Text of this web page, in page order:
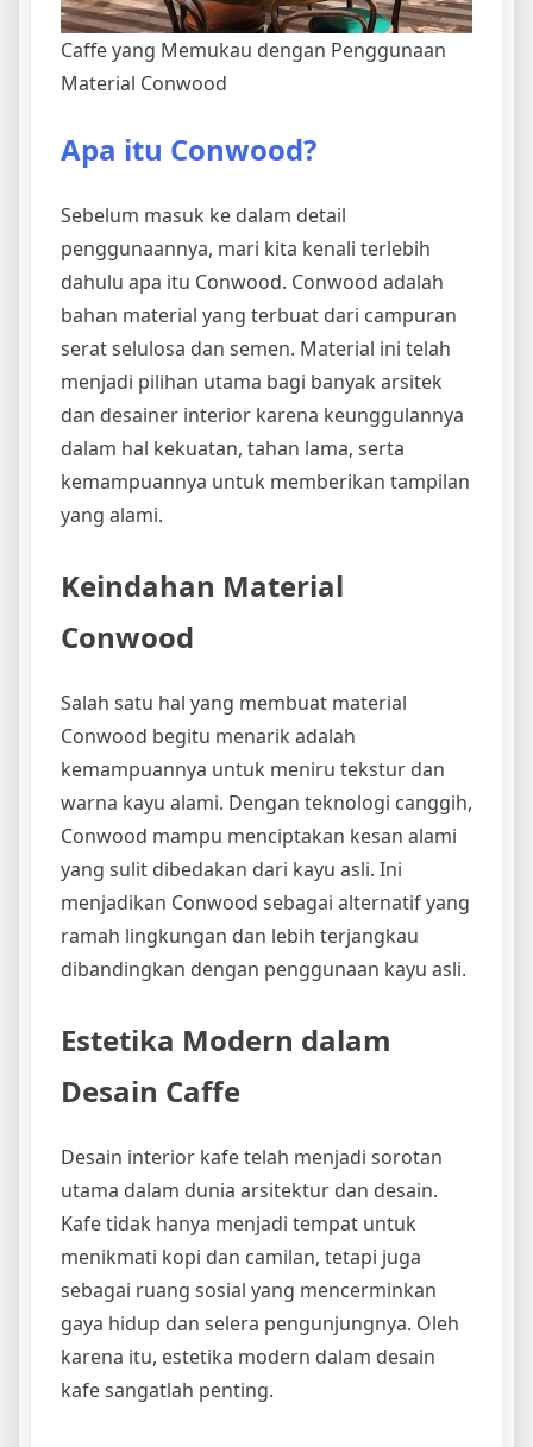
Caffe yang Memukau dengan Penggunaan
Material Conwood
Apa itu Conwood?
Sebelum masuk ke dalam detail
penggunaannya, mari kita kenali terlebih
dahulu apa itu Conwood. Conwood adalah
bahan material yang terbuat dari campuran
serat selulosa dan semen. Material ini telah
menjadi pilihan utama bagi banyak arsitek
dan desainer interior karena keunggulannya
dalam hal kekuatan, tahan lama, serta
kemampuannya untuk memberikan tampilan
yang alami.
Keindahan Material
Conwood
Salah satu hal yang membuat material
Conwood begitu menarik adalah
kemampuannya untuk meniru tekstur dan
warna kayu alami. Dengan teknologi canggih,
Conwood mampu menciptakan kesan alami
yang sulit dibedakan dari kayu asli. Ini
menjadikan Conwood sebagai alternatif yang
ramah lingkungan dan lebih terjangkau
dibandingkan dengan penggunaan kayu asli.
Estetika Modern dalam
Desain Caffe
Desain interior kafe telah menjadi sorotan
utama dalam dunia arsitektur dan desain.
Kafe tidak hanya menjadi tempat untuk
menikmati kopi dan camilan, tetapi juga
sebagai ruang sosial yang mencerminkan
gaya hidup dan selera pengunjungnya. Oleh
karena itu, estetika modern dalam desain
kafe sangatlah penting.